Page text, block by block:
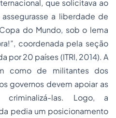
que solicitava ao
a liberdade de
do Mundo, sob o lema
coordenada pela seção
por 20 países (ITRI, 2014). A
como de militantes dos
governos devem apoiar as
criminalizá-las. Logo, a
pedia um posicionamento